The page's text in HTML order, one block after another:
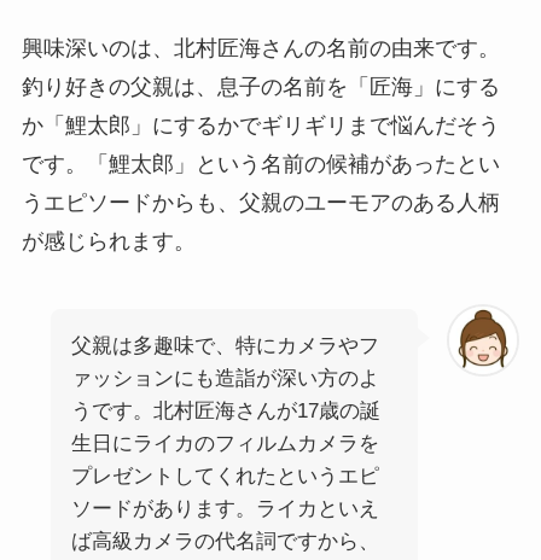
興味深いのは、北村匠海さんの名前の由来です。
釣り好きの父親は、息子の名前を「匠海」にする
か「鯉太郎」にするかでギリギリまで悩んだそう
です。「鯉太郎」という名前の候補があったとい
うエピソードからも、父親のユーモアのある人柄
が感じられます。
父親は多趣味で、特にカメラやフ
ァッションにも造詣が深い方のよ
うです。北村匠海さんが17歳の誕
生日にライカのフィルムカメラを
プレゼントしてくれたというエピ
ソードがあります。ライカといえ
ば高級カメラの代名詞ですから、